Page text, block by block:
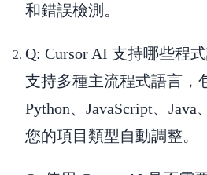
和錯誤檢測。
Q: Cursor AI 支持哪些程
支持多種主流程式語言，
Python、JavaScript、
您的項目類型自動調整。